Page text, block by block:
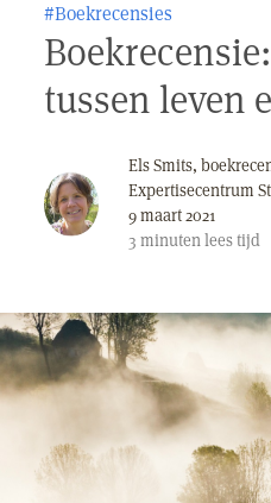
#Boekrecensies
tussen leven
Els Smits,
Expertisecentrum
9 maart 2021
3 minutenlees tijd